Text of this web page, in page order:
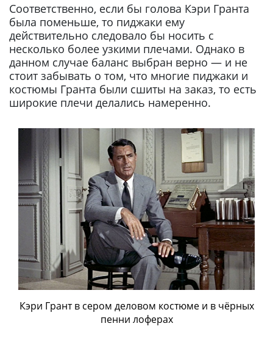
Соответственно, если бы голова Кэри Гранта
была поменьше, то пиджаки ему
действительно следовало бы носить с
несколько более узкими плечами. Однако в
данном случае баланс выбран верно — и не
стоит забывать о том, что многие пиджаки и
костюмы Гранта были сшиты на заказ, то есть
широкие плечи делались намеренно.
Кэри Грант в сером деловом костюме и в чёрных
пенни лоферах